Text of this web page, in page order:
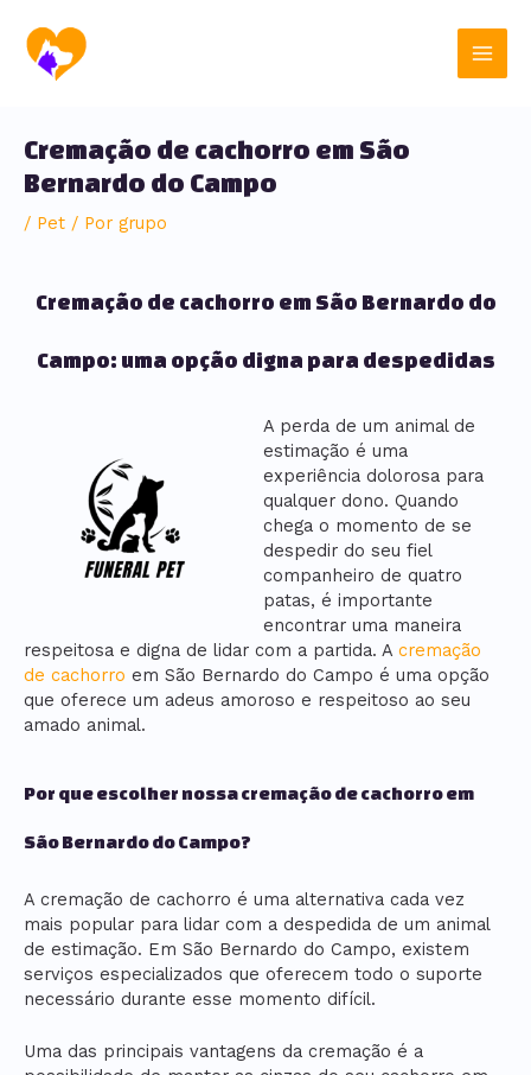
para
conteúdo
Main
Cremação de cachorro em São
Bernardo do Campo
/ Pet / Por grupo
Cremação de cachorro em São Bernardo do
Campo: uma opção digna para despedidas
A perda de um animal de
estimação é uma
experiência dolorosa para
qualquer dono. Quando
chega o momento de se
despedir do seu fiel
companheiro de quatro
patas, é importante
encontrar uma maneira
respeitosa e digna de lidar com a partida. A cremação
de cachorro em São Bernardo do Campo é uma opção
que oferece um adeus amoroso e respeitoso ao seu
amado animal.
Por que escolher nossa cremação de cachorro em
São Bernardo do Campo?
A cremação de cachorro é uma alternativa cada vez
mais popular para lidar com a despedida de um animal
de estimação. Em São Bernardo do Campo, existem
serviços especializados que oferecem todo o suporte
necessário durante esse momento difícil.
Uma das principais vantagens da cremação é a
navigation